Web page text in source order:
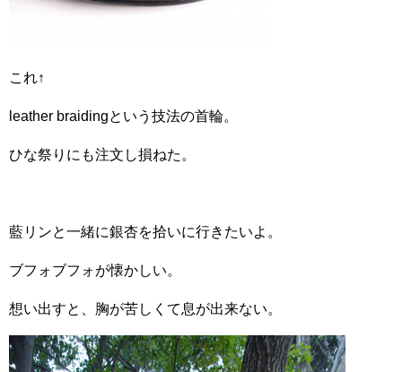
これ↑
leather braidingという技法の首輪。
ひな祭りにも注文し損ねた。
藍リンと一緒に銀杏を拾いに行きたいよ。
ブフォブフォが懐かしい。
想い出すと、胸が苦しくて息が出来ない。